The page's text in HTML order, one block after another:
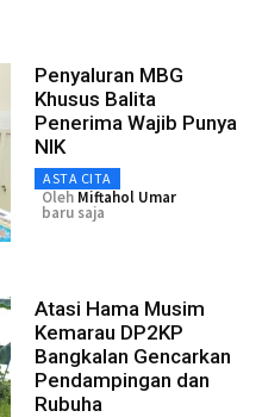
Penyaluran MBG
Khusus Balita
Penerima Wajib Punya
NIK
ASTA CITA
Oleh Miftahol Umar
baru saja
Atasi Hama Musim
Kemarau DP2KP
Bangkalan Gencarkan
Pendampingan dan
Rubuha